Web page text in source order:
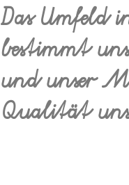
Das Umfeld
bestimmt
und unser
Qualität